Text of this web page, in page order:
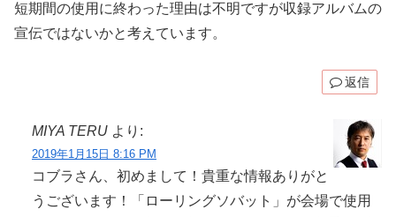
短期間の使用に終わった理由は不明ですが収録アルバムの
宣伝ではないかと考えています。
返信
MIYA TERU より:
2019年1月15日 8:16 PM
コブラさん、初めまして！貴重な情報ありがと
うございます！「ローリングソバット」が会場で使用